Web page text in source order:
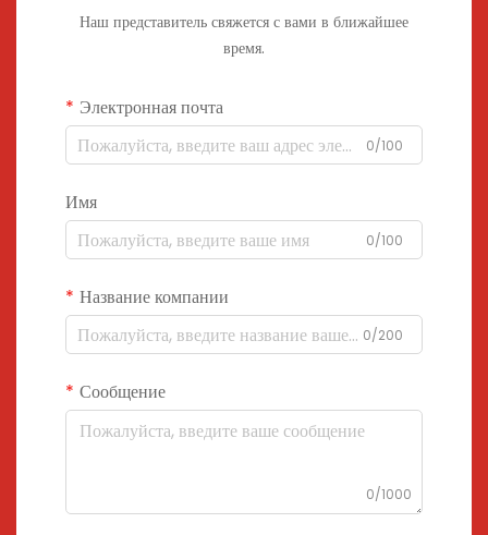
Наш представитель свяжется с вами в ближайшее
время.
Электронная почта
0/100
Имя
0/100
Название компании
0/200
Сообщение
0/1000